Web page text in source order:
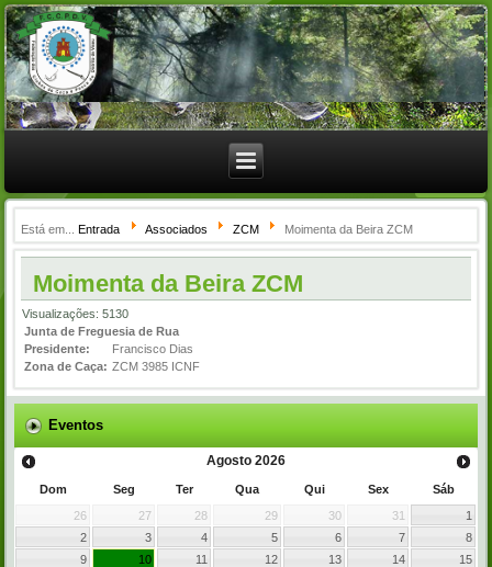
Está em...Entrada Associados ZCM Moimenta da Beira ZCM
Moimenta da Beira ZCM
Visualizações: 5130
Junta de Freguesia de Rua
Presidente:
Francisco Dias
Zona de Caça: ZCM 3985 ICNF
Eventos
Agosto 2026
Dom Seg Ter Qua Qui Sex
Sáb
26
27 28 29 30 31
1
2
3 4 5 6 7
8
9
10 11 12 13 14
15